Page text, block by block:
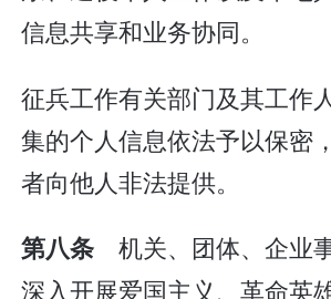
信息共享和业务协同。
征兵工作有关部门及其工作
集的个人信息依法予以保密
者向他人非法提供。
第八条 机关、团体、企业
深入开展爱国主义、革命英